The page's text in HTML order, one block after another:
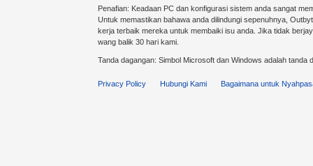
Penafian: Keadaan PC dan konfigurasi sistem anda sangat
Untuk memastikan bahawa anda dilindungi sepenuhnya,
kerja terbaik mereka untuk membaiki isu anda. Jika tidak
wang balik 30 hari kami.
Tanda dagangan: Simbol Microsoft dan Windows adalah
Privacy Policy Hubungi Kami Bagaimana untuk